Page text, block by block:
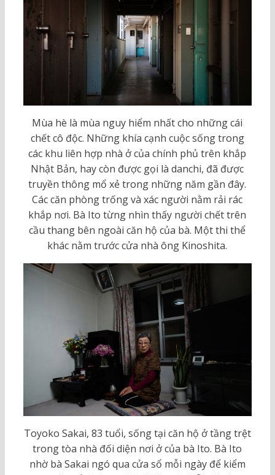
Mùa hè là mùa nguy hiểm nhất cho những cái
chết cô độc. Những khía cạnh cuộc sống trong
các khu liên hợp nhà ở của chính phủ trên khắp
Nhật Bản, hay còn được gọi là danchi, đã được
truyền thông mổ xẻ trong những năm gần đây.
Các căn phòng trống và xác người nằm rải rác
khắp nơi. Bà Ito từng nhìn thấy người chết trên
cầu thang bên ngoài căn hộ của bà. Một thi thể
khác nằm trước cửa nhà ông Kinoshita.
Toyoko Sakai, 83 tuổi, sống tại căn hộ ở tầng trệt
trong tòa nhà đối diện nơi ở của bà Ito. Bà Ito
nhờ bà Sakai ngó qua cửa sổ mỗi ngày để kiểm